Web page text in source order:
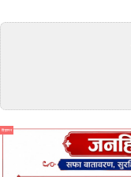
विज्ञापन